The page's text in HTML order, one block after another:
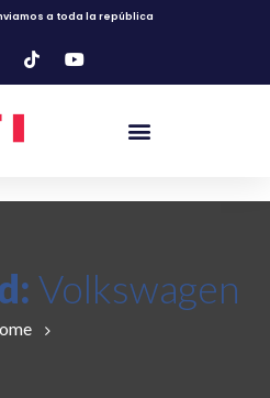
a toda la república
Volkswagen